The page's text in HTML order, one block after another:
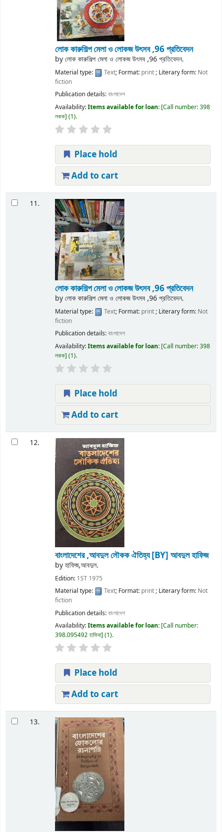
লোক কারুশিল্প মেলা ও লোকজ উৎসব ,96 প্রতিবেদন
byলোক কারুশিল্প মেলা ও লোকজ উৎসব ,96 প্রতিবেদন.
Material type: Text; Format: print; Literary form: Not
fiction
Publication details:বাংলাদেশ
Availability:Items available for loan: Call number:398
লকক (1).
Place hold
Add to cart
11.
লোক কারুশিল্প মেলা ও লোকজ উৎসব ,96 প্রতিবেদন
byলোক কারুশিল্প মেলা ও লোকজ উৎসব ,96 প্রতিবেদন.
Material type: Text; Format: print; Literary form: Not
fiction
Publication details:বাংলাদেশ
Availability:Items available for loan: Call number:398
লকক (1).
Place hold
Add to cart
12.
বাংলাদেশের ,আবদুল লৌকক ঐতিহ্য[BY] আবদুল হাফিজ
byহাফিজ,আবদুল.
Edition: 1ST 1975
Material type:
Text; Format: print; Literary form: Not
fiction
Publication details:বাংলাদেশ
Availability:Items available for loan: Call number:
398.095492 হাফিবা (1).
Place hold
Add to cart
13.